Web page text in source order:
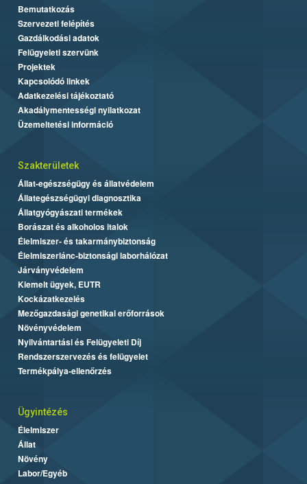
Bemutatkozás
Szervezeti felépítés
Gazdálkodási adatok
Felügyeleti szervünk
Projektek
Kapcsolódó linkek
Adatkezelési tájékoztató
Akadálymentességi nyilatkozat
Üzemeltetési információ
Szakterületek
Állat-egészségügy és állatvédelem
Állategészségügyi diagnosztika
Állatgyógyászati termékek
Borászat és alkoholos italok
Élelmiszer- és takarmánybiztonság
Élelmiszerlánc-biztonsági laborhálózat
Járványvédelem
Kiemelt ügyek, EUTR
Kockázatkezelés
Mezőgazdasági genetikai erőforrások
Növényvédelem
Nyilvántartási és Felügyeleti Díj
Rendszerszervezés és felügyelet
Termékpálya-ellenőrzés
Ügyintézés
Élelmiszer
Állat
Növény
Labor/Egyéb